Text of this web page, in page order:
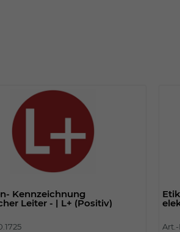
Kennzeichnung
Leiter - | L+ (Positiv)
Art.-
Anbieter TYPO3
Laufzeit
Zweck
Wir installiert
Webseite
des Login Status.